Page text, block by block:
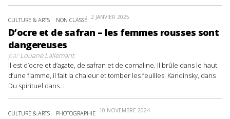
CULTURE & ARTS NON CLASSÉ 2 JANVIER 2025
D’ocre et de safran – les femmes rousses sont
dangereuses
parLouane Lallemant
Il est d’ocre et d’agate, de safran et de cornaline. Il brûle dans le haut
d’une flamme, il fait la chaleur et tomber les feuilles. Kandinsky, dans
Du spirituel dans...
CULTURE & ARTS PHOTOGRAPHIE 10 NOVEMBRE 2024